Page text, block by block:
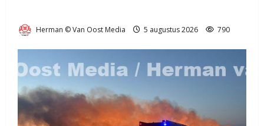
Herman © Van Oost Media 5 augustus 2026 790